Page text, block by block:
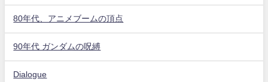
80年代、アニメブームの頂点
90年代 ガンダムの呪縛
Dialogue